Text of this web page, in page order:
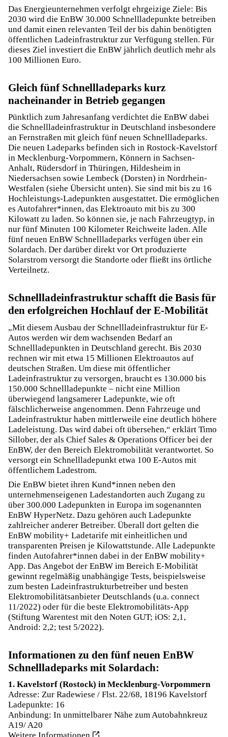
Das Energieunternehmen verfolgt ehrgeizige Ziele: Bis
2030 wird die EnBW 30.000 Schnellladepunkte betreiben
und damit einen relevanten Teil der bis dahin benötigten
öffentlichen Ladeinfrastruktur zur Verfügung stellen. Für
dieses Ziel investiert die EnBW jährlich deutlich mehr als
100 Millionen Euro.
Gleich fünf Schnellladeparks kurz
nacheinander in Betrieb gegangen
Pünktlich zum Jahresanfang verdichtet die EnBW dabei
die Schnellladeinfrastruktur in Deutschland insbesondere
an Fernstraßen mit gleich fünf neuen Schnellladeparks.
Die neuen Ladeparks befinden sich in Rostock-Kavelstorf
in Mecklenburg-Vorpommern, Könnern in Sachsen-
Anhalt, Rüdersdorf in Thüringen, Hildesheim in
Niedersachsen sowie Lembeck (Dorsten) in Nordrhein-
Westfalen (siehe Übersicht unten). Sie sind mit bis zu 16
Hochleistungs-Ladepunkten ausgestattet. Die ermöglichen
es Autofahrer*innen, das Elektroauto mit bis zu 300
Kilowatt zu laden. So können sie, je nach Fahrzeugtyp, in
nur fünf Minuten 100 Kilometer Reichweite laden. Alle
fünf neuen EnBW Schnellladeparks verfügen über ein
Solardach. Der darüber direkt vor Ort produzierte
Solarstrom versorgt die Standorte oder fließt ins örtliche
Verteilnetz.
Schnellladeinfrastruktur schafft die Basis für
den erfolgreichen Hochlauf der E-Mobilität
„Mit diesem Ausbau der Schnellladeinfrastruktur für E-
Autos werden wir dem wachsenden Bedarf an
Schnellladepunkten in Deutschland gerecht. Bis 2030
rechnen wir mit etwa 15 Millionen Elektroautos auf
deutschen Straßen. Um diese mit öffentlicher
Ladeinfrastruktur zu versorgen, braucht es 130.000 bis
150.000 Schnellladepunkte – nicht eine Million
überwiegend langsamerer Ladepunkte, wie oft
fälschlicherweise angenommen. Denn Fahrzeuge und
Ladeinfrastruktur haben mittlerweile eine deutlich höhere
Ladeleistung. Das wird dabei oft übersehen,“ erklärt Timo
Sillober, der als Chief Sales & Operations Officer bei der
EnBW, der den Bereich Elektromobilität verantwortet. So
versorgt ein Schnellladepunkt etwa 100 E-Autos mit
öffentlichem Ladestrom.
Die EnBW bietet ihren Kund*innen neben den
unternehmenseigenen Ladestandorten auch Zugang zu
über 300.000 Ladepunkten in Europa im sogenannten
EnBW HyperNetz. Dazu gehören auch Ladepunkte
zahlreicher anderer Betreiber. Überall dort gelten die
EnBW mobility+ Ladetarife mit einheitlichen und
transparenten Preisen je Kilowattstunde. Alle Ladepunkte
finden Autofahrer*innen dabei in der EnBW mobility+
App. Das Angebot der EnBW im Bereich E-Mobilität
gewinnt regelmäßig unabhängige Tests, beispielsweise
zum besten Ladeinfrastrukturbetreiber und besten
Elektromobilitätsanbieter Deutschlands (u.a. connect
11/2022) oder für die beste Elektromobilitäts-App
(Stiftung Warentest mit den Noten GUT; iOS: 2,1,
Android: 2,2; test 5/2022).
Informationen zu den fünf neuen EnBW
Schnellladeparks mit Solardach:
1. Kavelstorf (Rostock) in Mecklenburg-Vorpommern
Adresse: Zur Radewiese / Flst. 22/68, 18196 Kavelstorf
Ladepunkte: 16
Anbindung: In unmittelbarer Nähe zum Autobahnkreuz
A19/ A20